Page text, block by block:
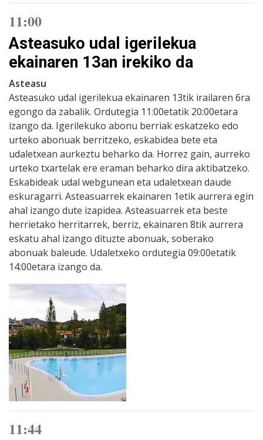
11:00
Asteasuko udal igerilekua
ekainaren 13an irekiko da
Asteasu
Asteasuko udal igerilekua ekainaren 13tik irailaren 6ra
egongo da zabalik. Ordutegia 11:00etatik 20:00etara
izango da. Igerilekuko abonu berriak eskatzeko edo
urteko abonuak berritzeko, eskabidea bete eta
udaletxean aurkeztu beharko da. Horrez gain, aurreko
urteko txartelak ere eraman beharko dira aktibatzeko.
Eskabideak udal webgunean eta udaletxean daude
eskuragarri. Asteasuarrek ekainaren 1etik aurrera egin
ahal izango dute izapidea. Asteasuarrek eta beste
herrietako herritarrek, berriz, ekainaren 8tik aurrera
eskatu ahal izango dituzte abonuak, soberako
abonuak baleude. Udaletxeko ordutegia 09:00etatik
14:00etara izango da.
11:44